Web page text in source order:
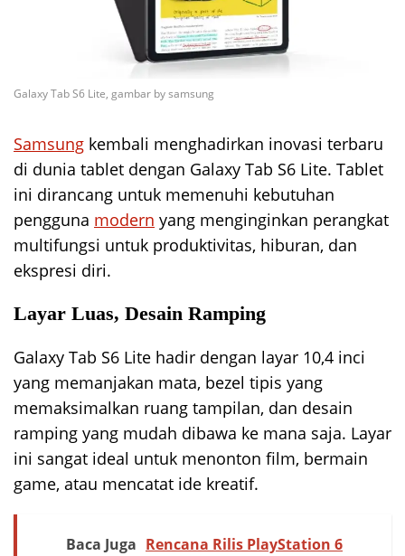
Galaxy Tab S6 Lite, gambar by samsung
Samsung kembali menghadirkan inovasi terbaru
di dunia tablet dengan Galaxy Tab S6 Lite. Tablet
ini dirancang untuk memenuhi kebutuhan
pengguna modern yang menginginkan perangkat
multifungsi untuk produktivitas, hiburan, dan
ekspresi diri.
Layar Luas, Desain Ramping
Galaxy Tab S6 Lite hadir dengan layar 10,4 inci
yang memanjakan mata, bezel tipis yang
memaksimalkan ruang tampilan, dan desain
ramping yang mudah dibawa ke mana saja. Layar
ini sangat ideal untuk menonton film, bermain
game, atau mencatat ide kreatif.
Baca Juga Rencana Rilis PlayStation 6